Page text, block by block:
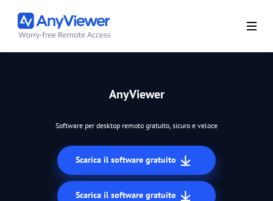
AnyViewer
Software per desktop remoto gratuito, sicuro e veloce
Scarica il software gratuito
Scarica il software gratuito